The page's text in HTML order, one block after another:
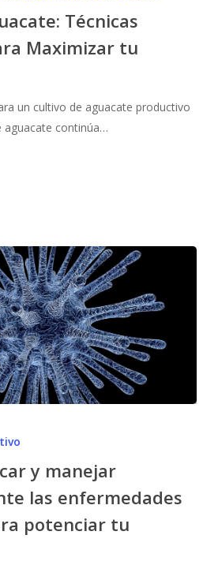
Técnicas
Maximizar tu
un cultivo de aguacate productivo
aguacate continúa…
y manejar
las enfermedades
potenciar tu